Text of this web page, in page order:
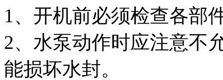
1、开机前必须检查各部
2、水泵动作时应注意不
能损坏水封。